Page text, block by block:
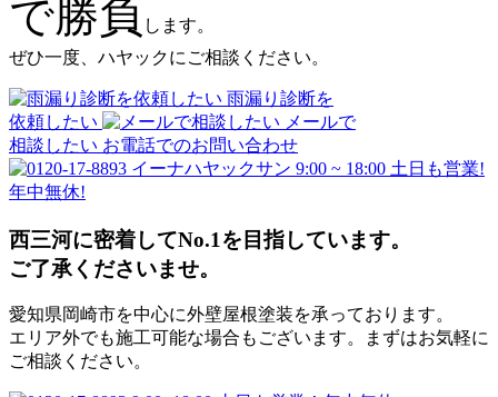
で勝負 します。
ぜひ一度、ハヤックにご相談ください。
雨漏り診断を
依頼したい
メールで
相談したい お電話でのお問い合わせ
9:00 ~ 18:00 土日も営業!
年中無休!
西三河に密着してNo.1を目指しています。
ご了承くださいませ。
愛知県岡崎市を中心に外壁屋根塗装を承っております。
エリア外でも施工可能な場合もございます。まずはお気軽に
ご相談ください。